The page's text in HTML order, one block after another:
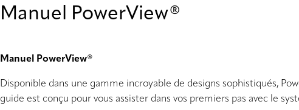
Manuel PowerView®
Manuel PowerView®
Disponible dans une gamme incroyable de designs sophistiqués,
guide est conçu pour vous assister dans vos premiers pas avec le